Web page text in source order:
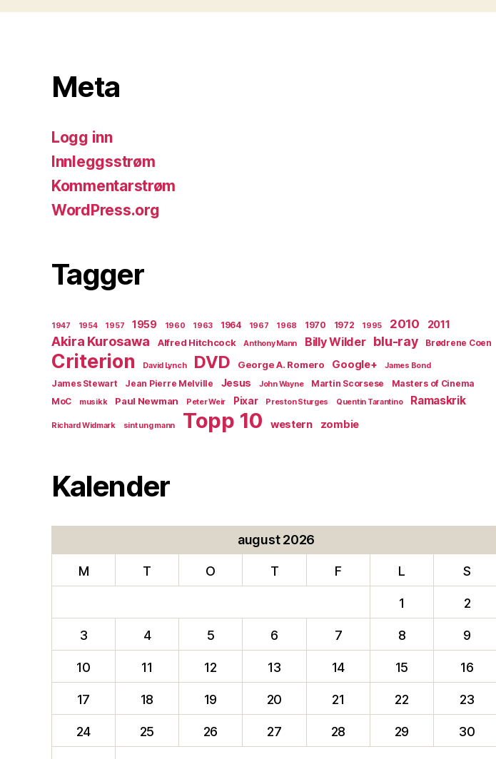
Meta
Logg inn
Innleggsstrøm
Kommentarstrøm
WordPress.org
Tagger
1947 1954 1957 1959 1960 1963 1964 1967 1968 1970 1972 1995 2010 2011
Akira Kurosawa Alfred Hitchcock Anthony Mann Billy Wilder blu-ray Brødrene Coen
Criterion David Lynch DVD George A. Romero Google+ James Bond
James Stewart Jean Pierre Melville Jesus John Wayne Martin Scorsese
Masters of Cinema
MoC
musikk Paul Newman Peter Weir Pixar Preston Sturges Quentin Tarantino Ramaskrik
Richard Widmark sint ung mann Topp 10 western zombie
Kalender
august 2026
M T O T F L S
1 2
3 4 5 6 7 8 9
10 11 12 13 14 15 16
17 18 19 20 21 22 23
24 25 26 27 28 29 30